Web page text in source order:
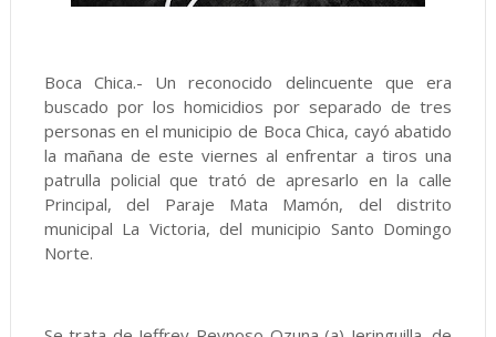
Boca Chica.- Un reconocido delincuente que era
buscado por los homicidios por separado de tres
personas en el municipio de Boca Chica, cayó abatido
la mañana de este viernes al enfrentar a tiros una
patrulla policial que trató de apresarlo en la calle
Principal, del Paraje Mata Mamón, del distrito
municipal La Victoria, del municipio Santo Domingo
Norte.